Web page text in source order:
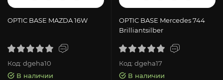
OPTIC BASE MAZDA 16W
Код: dgeha10
В наличии
OPTIC BASE Mercedes 744
Brilliantsilber
Код: dgeha17
В наличии